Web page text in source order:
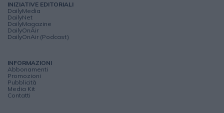
INIZIATIVE EDITORIALI
DailyMedia
DailyNet
DailyMagazine
DailyOnAir
DailyOnAir (Podcast)
INFORMAZIONI
Abbonamenti
Promozioni
Pubblicità
Media Kit
Contatti